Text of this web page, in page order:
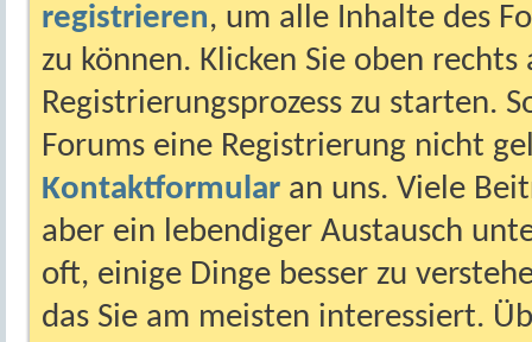
registrieren, um alle Inhalte des
zu können. Klicken Sie oben
Registrierungsprozess zu starten.
Forums eine Registrierung nicht
Kontaktformular an uns. Viele
aber ein lebendiger Austausch
oft, einige Dinge besser zu
das Sie am meisten interessiert.